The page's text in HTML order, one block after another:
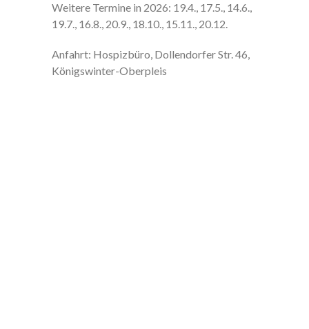
Weitere Termine in 2026: 19.4., 17.5., 14.6.,
19.7., 16.8., 20.9., 18.10., 15.11., 20.12.
Anfahrt: Hospizbüro, Dollendorfer Str. 46,
Königswinter-Oberpleis